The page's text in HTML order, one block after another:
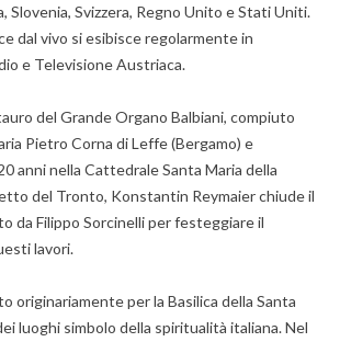
Slovenia, Svizzera, Regno Unito e Stati Uniti.
dal vivo si esibisce regolarmente in
e Televisione Austriaca.
del Grande Organo Balbiani, compiuto
Pietro Corna di Leffe (Bergamo) e
anni nella Cattedrale Santa Maria della
del Tronto, Konstantin Reymaier chiude il
da Filippo Sorcinelli per festeggiare il
lavori.
originariamente per la Basilica della Santa
luoghi simbolo della spiritualità italiana. Nel